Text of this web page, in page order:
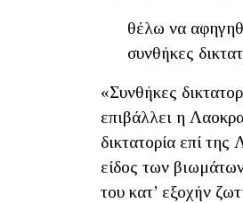
θέλω να
συνθήκες
«Συνθήκες
επιβάλλει η
δικτατορία επί
είδος των
του κατ’ εξοχήν